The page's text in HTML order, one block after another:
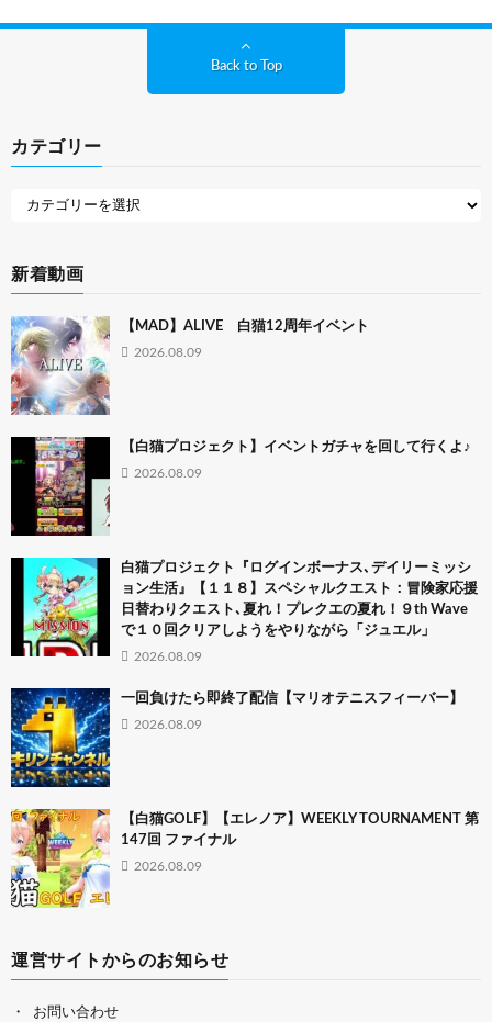
Back to Top
カテゴリー
新着動画
【MAD】ALIVE 白猫12周年イベント
2026.08.09
【白猫プロジェクト】イベントガチャを回して行くよ♪
2026.08.09
白猫プロジェクト『ログインボーナス､デイリーミッシ
ョン生活』【１１８】スペシャルクエスト：冒険家応援
日替わりクエスト､夏れ！プレクエの夏れ！９th Wave
で１０回クリアしようをやりながら「ジュエル」
2026.08.09
一回負けたら即終了配信【マリオテニスフィーバー】
2026.08.09
【白猫GOLF】【エレノア】WEEKLY TOURNAMENT 第
147回 ファイナル
2026.08.09
運営サイトからのお知らせ
お問い合わせ